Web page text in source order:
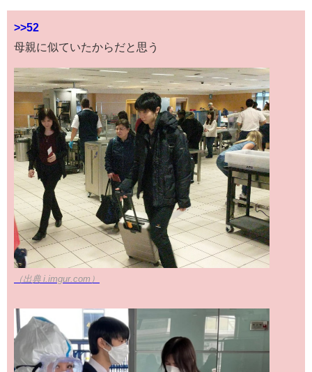
>>52
母親に似ていたからだと思う
（出典 i.imgur.com）